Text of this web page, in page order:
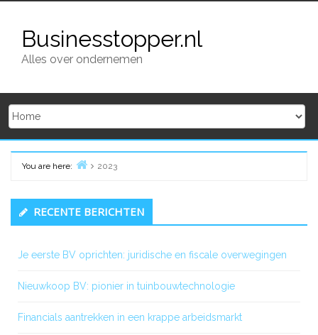
contentBusinesstopper.nl
Alles over ondernemen
You are here:
2023
Primary
Sidebar
RECENTE BERICHTEN
Je eerste BV oprichten: juridische en fiscale overwegingen
Nieuwkoop BV: pionier in tuinbouwtechnologie
Financials aantrekken in een krappe arbeidsmarkt